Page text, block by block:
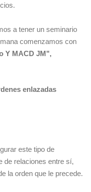
a tener un seminario
comenzamos con
Y MACD JM",
enlazadas
este tipo de
de relaciones entre sí,
la orden que le precede.